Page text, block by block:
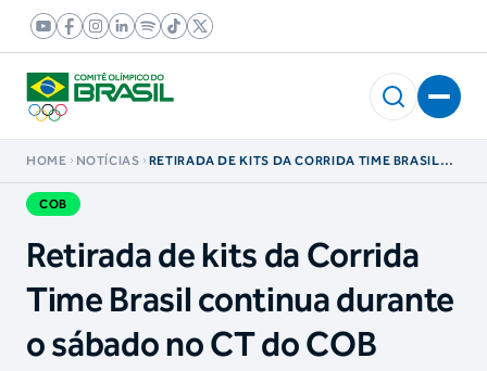
HOME NOTÍCIAS
RETIRADA DE KITS DA CORRIDA TIME BRASIL
COB
Retirada de kits da Corrida
Time Brasil continua durante
o sábado no CT do COB